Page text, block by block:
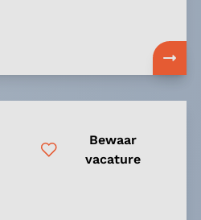
Bewaar
vacature